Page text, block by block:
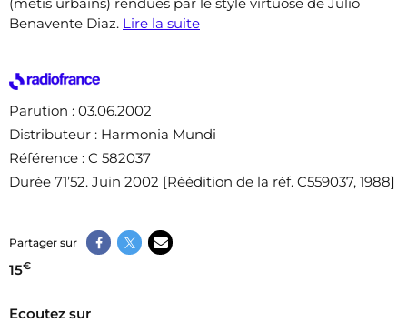
Benavente Diaz. Lire la suite
Parution : 03.06.2002
Distributeur : Harmonia Mundi
Référence : C 582037
Durée 71’52. Juin 2002 [Réédition de la réf. C559037, 1988]
Partager sur
15€
Ecoutez sur